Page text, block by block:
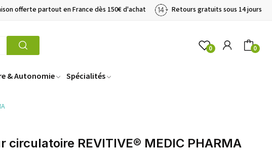
offerte partout en France dès 150€ d'achat Retours gratuits sous 14 jours
0 0
& Autonomie Spécialités
circulatoire REVITIVE® MEDIC PHARMA